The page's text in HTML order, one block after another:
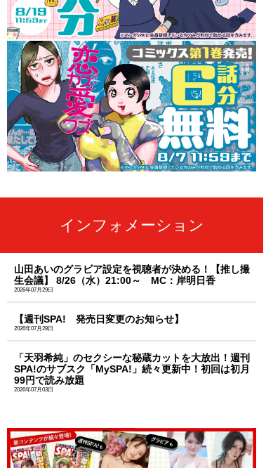
インフォメーション
山田あいのグラビア設定を視聴者が決める！【推し撮
生会議】 8/26（水）21:00～ MC：岸明日香
2026年07月29日
【週刊SPA! 発売日変更のお知らせ】
2026年07月28日
「天羽希純」のセクシーな秘蔵カットを大放出！週刊
SPA!のサブスク「MySPA!」続々更新中！初回は初月
99円で読み放題
2026年07月03日